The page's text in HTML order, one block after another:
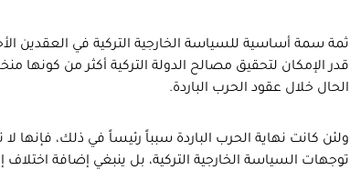
ثمة سمة أساسية للسياسة الخارجية التركية في العقدين
قدر الإمكان لتحقيق مصالح الدولة التركية أكثر من كونها
الحال خلال عقود الحرب الباردة.
ولئن كانت نهاية الحرب الباردة سبباً رئيساً في ذلك، فإنها
توجهات السياسة الخارجية التركية، بل ينبغي إضافة